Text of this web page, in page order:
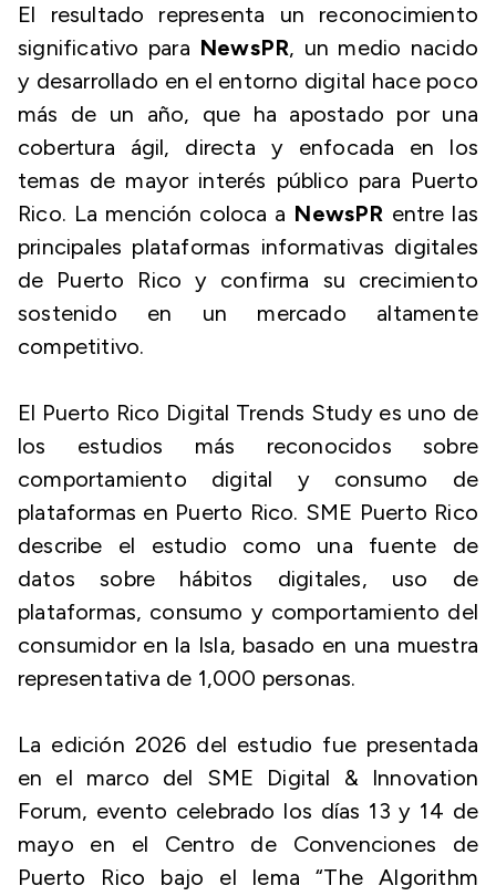
El resultado representa un reconocimiento
significativo para NewsPR, un medio nacido
y desarrollado en el entorno digital hace poco
más de un año, que ha apostado por una
cobertura ágil, directa y enfocada en los
temas de mayor interés público para Puerto
Rico. La mención coloca a NewsPR entre las
principales plataformas informativas digitales
de Puerto Rico y confirma su crecimiento
sostenido en un mercado altamente
competitivo.
El Puerto Rico Digital Trends Study es uno de
los estudios más reconocidos sobre
comportamiento digital y consumo de
plataformas en Puerto Rico. SME Puerto Rico
describe el estudio como una fuente de
datos sobre hábitos digitales, uso de
plataformas, consumo y comportamiento del
consumidor en la Isla, basado en una muestra
representativa de 1,000 personas.
La edición 2026 del estudio fue presentada
en el marco del SME Digital & Innovation
Forum, evento celebrado los días 13 y 14 de
mayo en el Centro de Convenciones de
Puerto Rico bajo el lema “The Algorithm